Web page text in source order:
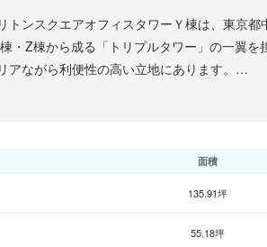
トンスクエアオフィスタワーＹ棟は、東京
・Z棟から成る「トリプルタワー」の一翼
アながら利便性の高い立地にあります。
1,996㎡（約604坪）という大規模な無柱空
・暴風といった水平方向の力に対して高い
店舗のショップとレストランが入居する商
開放感ある環境で、働く人の日常をサポー
面積
135.91坪
55.18坪